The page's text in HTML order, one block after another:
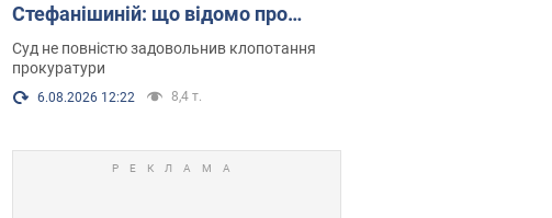
Стефанішиній: що відомо про
справу
Суд не повністю задовольнив клопотання
прокуратури
6.08.2026 12:22 8,4 т.